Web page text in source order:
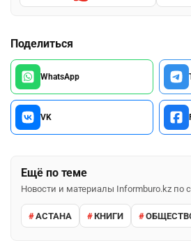
Поделиться
WhatsApp
VK
Ещё по теме
Новости и материалы Informburo.kz по
АСТАНА КНИГИ